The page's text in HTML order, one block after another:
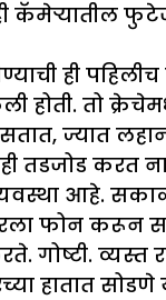
कॅमेऱ्यातील
ही
होती. तो
ज्यात
तडजोड करत
आहे.
फोन करून
गोष्टी.
हातात